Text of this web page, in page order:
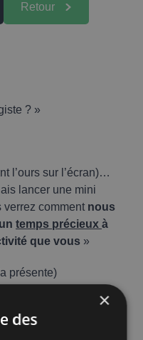
Retour
? »
l’ours sur l’écran)…
lancer une mini
verrez comment nous
temps précieux à
que vous »
présente)
×
des